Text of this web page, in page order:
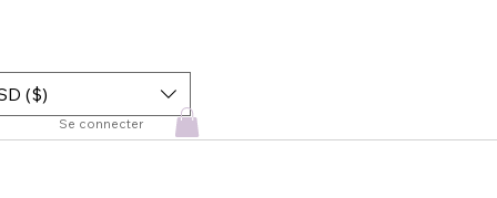
($)
Se connecter